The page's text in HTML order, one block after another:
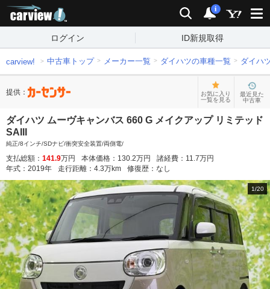
検索 通知
i
ログイン ID新規取得
carview! 中古車トップ メーカー一覧 ダイハツの車種一覧 ダイハ
提供：
お気に入り
一覧を見る
最近見た
中古車
ダイハツ ムーヴキャンバス 660 G メイクアップ リミテッド
SAIII
純正/8インチ/SDナビ/衝突安全装置/両側電/
支払総額： 141.9万円 本体価格： 130.2万円 諸経費： 11.7万円
年式： 2019年 走行距離： 4.3万km 修復歴： なし
1/20